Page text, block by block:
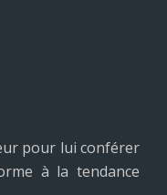
pour lui conférer
à la tendance